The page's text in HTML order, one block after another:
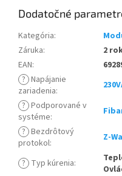
Dodatočné
Kategória:
Záruka:
2
EAN:
? Napájanie
zariadenia:
? Podporované v
systéme:
? Bezdrôtový
protokol: Z-
? Typ kúrenia: